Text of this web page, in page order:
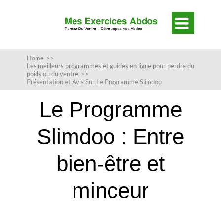

Home >>
Les meilleurs programmes et guides en ligne pour perdre du
poids ou du ventre >>
Présentation et Avis Sur Le Programme Slimdoo
Le Programme
Slimdoo : Entre
bien-être et
minceur